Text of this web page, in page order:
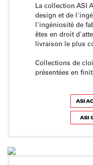
La collection ASI
design et de
l'ingéniosité de
êtes en droit
livraison le plus
Collections de
présentées en
ASI
ASI